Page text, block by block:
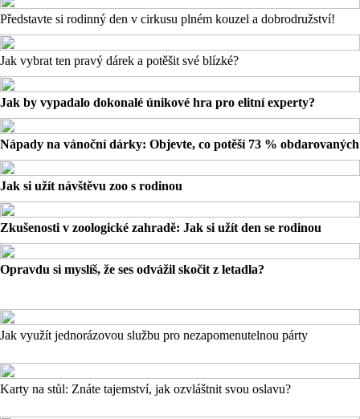
Představte si rodinný den v cirkusu plném kouzel a dobrodružství!
Jak vybrat ten pravý dárek a potěšit své blízké?
Jak by vypadalo dokonalé únikové hra pro elitní experty?
Nápady na vánoční dárky: Objevte, co potěší 73 % obdarovaných
Jak si užít návštěvu zoo s rodinou
Zkušenosti v zoologické zahradě: Jak si užít den se rodinou
Opravdu si myslíš, že ses odvážil skočit z letadla?
Jak využít jednorázovou službu pro nezapomenutelnou párty
Karty na stůl: Znáte tajemství, jak ozvláštnit svou oslavu?